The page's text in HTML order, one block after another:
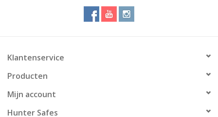
Klantenservice
Producten
Mijn account
Hunter Safes